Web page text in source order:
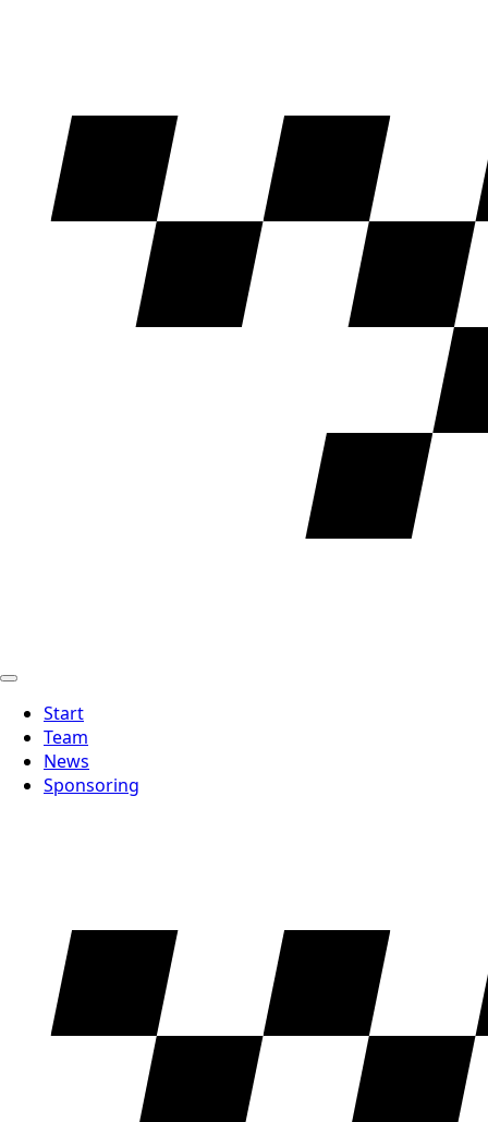
Start
Team
News
Sponsoring